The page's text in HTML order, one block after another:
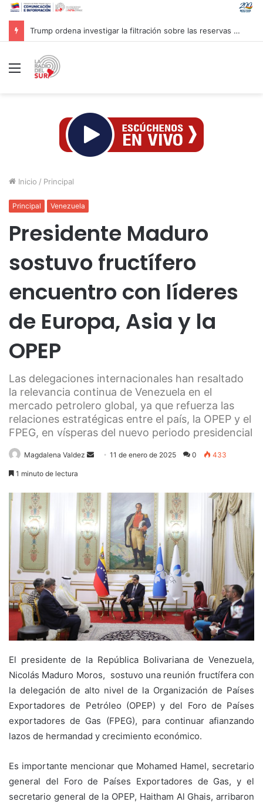
Trump ordena investigar la filtración sobre las reservas de municiones
Menú
Inicio / Principal
Principal Venezuela
Presidente Maduro
sostuvo fructífero
encuentro con líderes
de Europa, Asia y la
OPEP
Las delegaciones internacionales han resaltado
la relevancia continua de Venezuela en el
mercado petrolero global, ya que refuerza las
relaciones estratégicas entre el país, la OPEP y el
FPEG, en vísperas del nuevo periodo presidencial
Magdalena Valdez
Send11 de enero de 2025 0 433
1 minuto de lectura
El presidente de la República Bolivariana de Venezuela,
Nicolás Maduro Moros, sostuvo una reunión fructífera con
la delegación de alto nivel de la Organización de Países
Exportadores de Petróleo (OPEP) y del Foro de Países
exportadores de Gas (FPEG), para continuar afianzando
lazos de hermandad y crecimiento económico.
Es importante mencionar que Mohamed Hamel, secretario
general del Foro de Países Exportadores de Gas, y el
secretario general de la OPEP, Haitham Al Ghais, arribaron